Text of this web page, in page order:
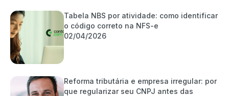
Tabela NBS por atividade: como identificar
o código correto na NFS-e
02/04/2026
Reforma tributária e empresa irregular: por
que regularizar seu CNPJ antes das